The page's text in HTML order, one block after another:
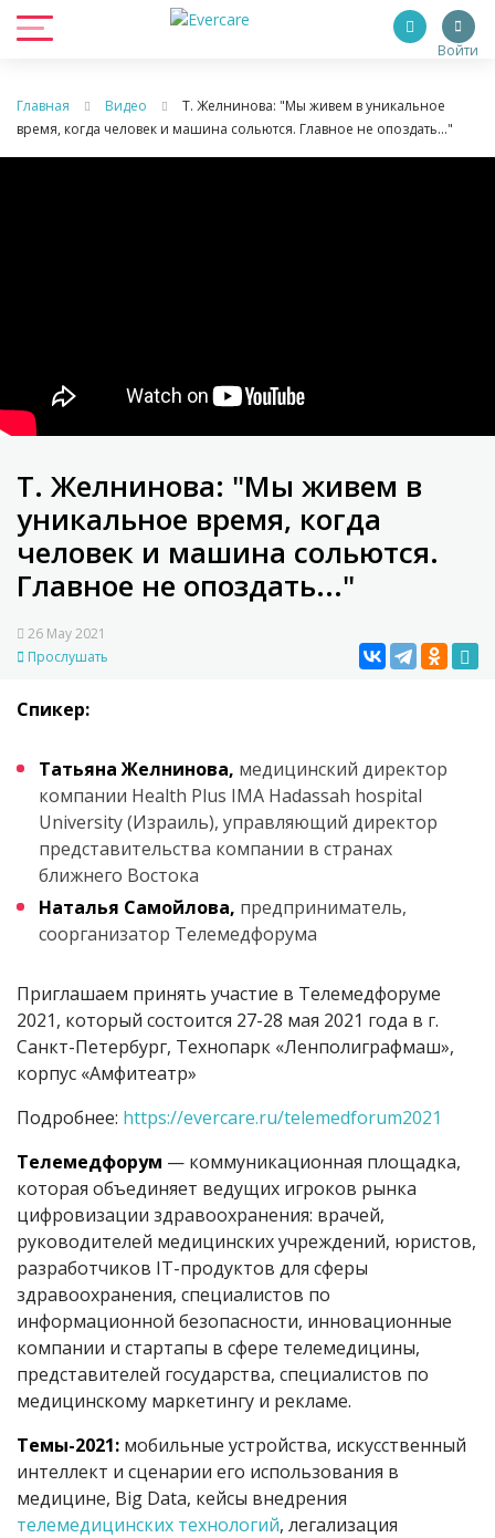
Войти
Главная Видео
Т. Желнинова: "Мы живем в уникальное
время, когда человек и машина сольются. Главное не опоздать..."
Т. Желнинова: "Мы живем в
уникальное время, когда
человек и машина сольются.
Главное не опоздать..."
26 May 2021
Прослушать
Спикер:
Татьяна Желнинова, медицинский директор
компании Health Plus IMA Hadassah hospital
University (Израиль), управляющий директор
представительства компании в странах
ближнего Востока
Наталья Самойлова, предприниматель,
соорганизатор Телемедфорума
Приглашаем принять участие в Телемедфоруме
2021, который состоится 27-28 мая 2021 года в г.
Санкт-Петербург, Технопарк «Ленполиграфмаш»,
корпус «Амфитеатр»
Подробнее: https://evercare.ru/telemedforum2021​
Телемедфорум — коммуникационная площадка,
которая объединяет ведущих игроков рынка
цифровизации здравоохранения: врачей,
руководителей медицинских учреждений, юристов,
разработчиков IT-продуктов для сферы
здравоохранения, специалистов по
информационной безопасности, инновационные
компании и стартапы в сфере телемедицины,
представителей государства, специалистов по
медицинскому маркетингу и рекламе.
Темы-2021: мобильные устройства, искусственный
интеллект и сценарии его использования в
медицине, Big Data, кейсы внедрения
телемедицинских технологий, легализация